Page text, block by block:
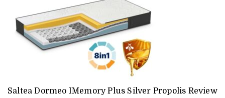
Saltea Dormeo IMemory Plus Silver Propolis Review